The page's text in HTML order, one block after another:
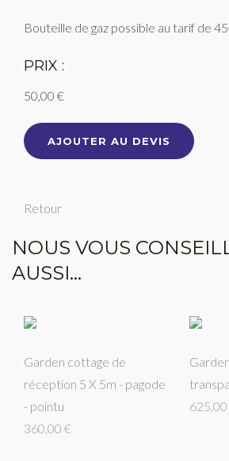
Bouteille de gaz possible au tarif de
PRIX :
50,00 €
AJOUTER AU DEVIS
Retour
NOUS VOUS
AUSSI...
Garden cottage de
réception 5 X 5m - pagode
- pointu
360,00 €